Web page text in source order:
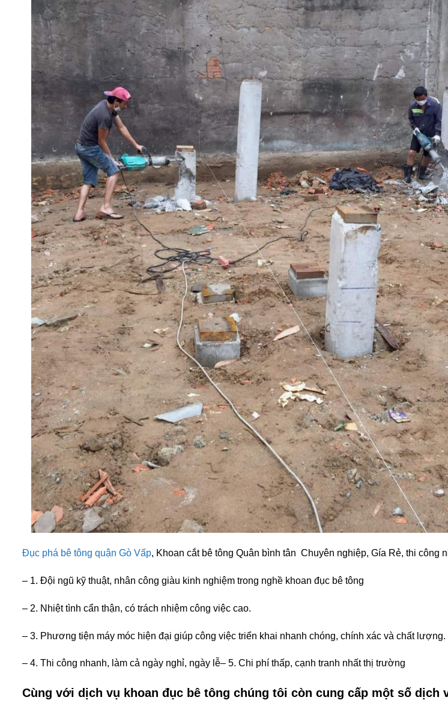
Đục phá bê tông quận Gò Vấp , Khoan cắt bê tông Quân bình tân Chuyên nghiệp, Gía Rẻ, thi công
– 1. Đội ngũ kỹ thuật, nhân công giàu kinh nghiệm trong nghề khoan đục bê tông
– 2. Nhiệt tình cẩn thận, có trách nhiệm công việc cao.
– 3. Phương tiện máy móc hiện đại giúp công việc triển khai nhanh chóng, chính xác và chất lượng.
– 4. Thi công nhanh, làm cả ngày nghỉ, ngày lễ – 5. Chi phí thấp, cạnh tranh nhất thị trường
Cùng với dịch vụ khoan đục bê tông chúng tôi còn cung cấp một số dịch